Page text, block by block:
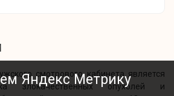
смотрового кабинета является
злокачественных опухолей и
Яндекс Метрику